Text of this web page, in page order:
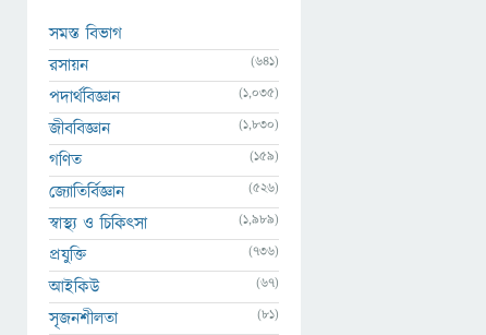
সমস্ত বিভাগ
রসায়ন
(641)
পদার্থবিজ্ঞান (1,035)
জীববিজ্ঞান (1,830)
গণিত (159)
জ্যোতির্বিজ্ঞান (526)
স্বাস্থ্য ও চিকিৎসা (1,989)
প্রযুক্তি (736)
আইকিউ (67)
সৃজনশীলতা (81)